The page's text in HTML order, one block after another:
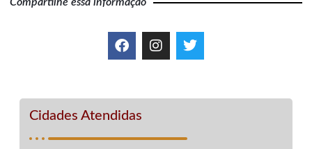
Compartilhe essa informação
Cidades Atendidas